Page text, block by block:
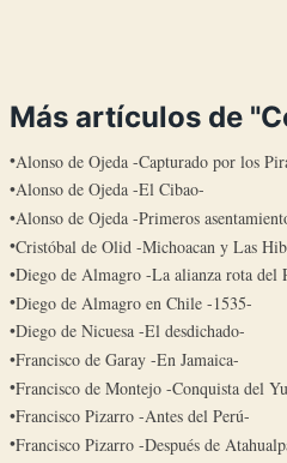
Más artículos de
Alonso de Ojeda -Capturado por los
Alonso de Ojeda -El Cibao-
Alonso de Ojeda -Primeros
Cristóbal de Olid -Michoacan y Las
Diego de Almagro -La alianza rota del
Diego de Almagro en Chile -1535-
Diego de Nicuesa -El desdichado-
Francisco de Garay -En Jamaica-
Francisco de Montejo -Conquista del
Francisco Pizarro -Antes del Perú-
Francisco Pizarro -Después de